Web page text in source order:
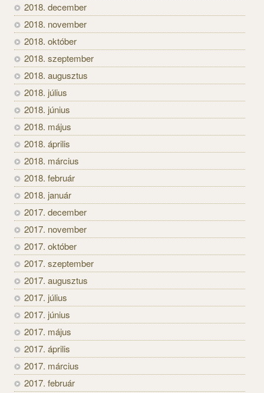
2018. december
2018. november
2018. október
2018. szeptember
2018. augusztus
2018. július
2018. június
2018. május
2018. április
2018. március
2018. február
2018. január
2017. december
2017. november
2017. október
2017. szeptember
2017. augusztus
2017. július
2017. június
2017. május
2017. április
2017. március
2017. február